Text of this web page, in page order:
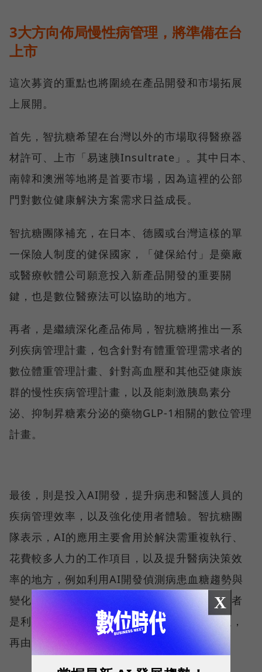
3大方向佈局慢性病管理，將準備在台
上市
這次募資的重點也將圍繞在產品開發和市場拓展
上展開。
首先，智抗糖希望在台灣以外的市場取得醫療器
材許可、上市「易速胰Insultrate」。其中日本、
南韓和澳洲等地將是首要市場，因為這裡的公部
門對數位健康解決方案需求日益成長。
智抗糖團隊補充，在日本、德國或台灣這樣的單
一保險人制度的健保國家，「健保給付」是藥廠
或醫療軟體公司願意投入新產品開發的重要關
鍵，也是數位醫療法可以協助的地方。
再者，是繼續深化產品佈局，智抗糖將推出一系
列疾病管理計畫，包含針對有體重管理需求者的
數位體重管理計畫、針對高血壓和其他亞健康族
群的慢性疾病管理計畫，以及能刺激胰島素分
泌、抑制昇糖素分泌的藥物GLP-1相關的數位管理
計畫。
最後，則是投入AI開發，提升病患和醫護人員的
疾病管理效率，以及強化使用者體驗。智抗糖團
隊表示，AI的應用主要會用於解決需重複執行、
花費較多人力的工作項目，以及提升醫病決策效
率的地方，例如利用AI開發偵測病患血糖趨勢與
變化的模型，幫助醫護人員更快速做決定，或者
是利用AI模型快速生成給病患的衛教建議模板，
再由醫護人員做個人化調整。
X